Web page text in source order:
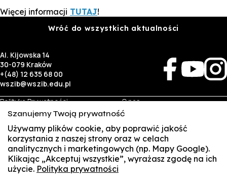
Więcej informacji TUTAJ!
Wróć do wszystkich aktualności
Al. Kijowska 14
30-079 Kraków
+(48) 12 635 68 00
wszib@wszib.edu.pl
Polityka Prywatności
RODO
Identyfikacja wizualna
O nas
Rekrutacja
Studia
Kontakt
Biznes
Wynajem sal
Targi pracy
Student
Multis Multum
Szanujemy Twoją prywatność
Używamy plików cookie, aby poprawić jakość
korzystania z naszej strony oraz w celach
analitycznych i marketingowych (np. Mapy Google).
Klikając „Akceptuj wszystkie”, wyrażasz zgodę na ich
użycie. Polityka prywatności